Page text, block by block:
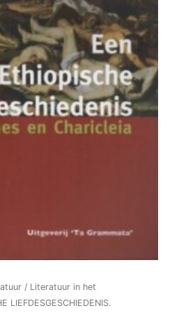
/ Literatuur in het
LIEFDESGESCHIEDENIS.